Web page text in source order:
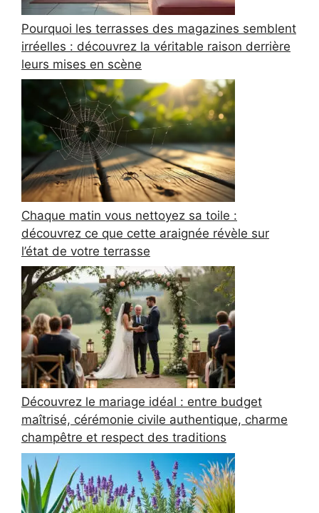
Pourquoi les terrasses des magazines semblent
irréelles : découvrez la véritable raison derrière
leurs mises en scène
Chaque matin vous nettoyez sa toile :
découvrez ce que cette araignée révèle sur
l’état de votre terrasse
Découvrez le mariage idéal : entre budget
maîtrisé, cérémonie civile authentique, charme
champêtre et respect des traditions